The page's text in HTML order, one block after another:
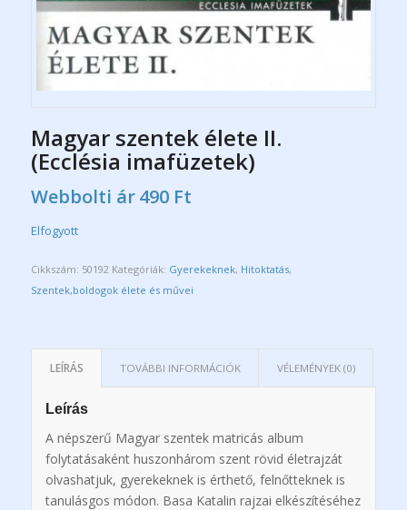
Magyar szentek élete II.
(Ecclésia imafüzetek)
Webbolti ár 490 Ft
Elfogyott
Cikkszám: 50192 Kategóriák: Gyerekeknek, Hitoktatás,
Szentek,boldogok élete és művei
LEÍRÁS TOVÁBBI INFORMÁCIÓK VÉLEMÉNYEK (0)
Leírás
A népszerű Magyar szentek matricás album
folytatásaként huszonhárom szent rövid életrajzát
olvashatjuk, gyerekeknek is érthető, felnőtteknek is
tanulásgos módon. Basa Katalin rajzai elkészítéséhez